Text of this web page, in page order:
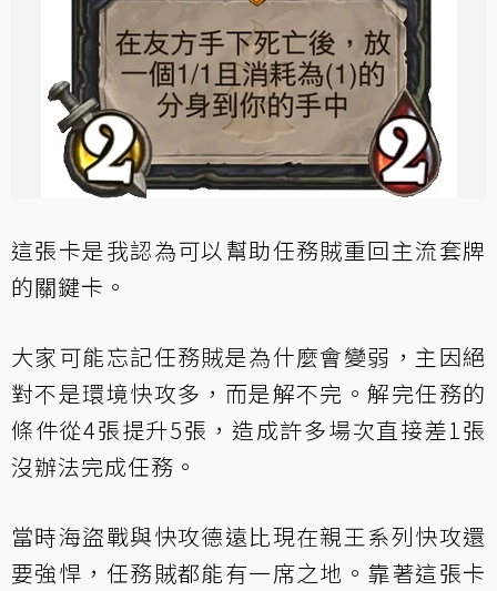
這張卡是我認為可以幫助任務賊重回主流套牌
的關鍵卡。
大家可能忘記任務賊是為什麼會變弱，主因絕
對不是環境快攻多，而是解不完。解完任務的
條件從4張提升5張，造成許多場次直接差1張
沒辦法完成任務。
當時海盜戰與快攻德遠比現在親王系列快攻還
要強悍，任務賊都能有一席之地。靠著這張卡